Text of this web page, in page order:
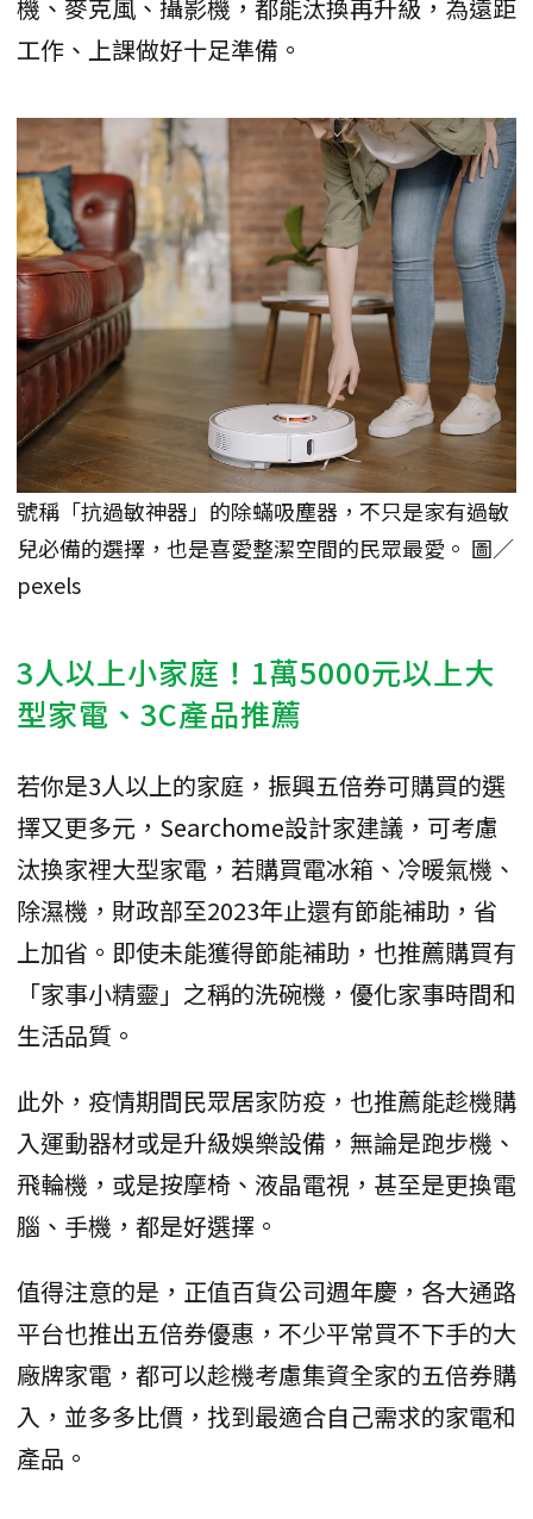
機、麥克風、攝影機，都能汰換再升級，為遠距
工作、上課做好十足準備。
號稱「抗過敏神器」的除蟎吸塵器，不只是家有過敏
兒必備的選擇，也是喜愛整潔空間的民眾最愛。 圖／
pexels
3人以上小家庭！1萬5000元以上大
型家電、3C產品推薦
若你是3人以上的家庭，振興五倍券可購買的選
擇又更多元，Searchome設計家建議，可考慮
汰換家裡大型家電，若購買電冰箱、冷暖氣機、
除濕機，財政部至2023年止還有節能補助，省
上加省。即使未能獲得節能補助，也推薦購買有
「家事小精靈」之稱的洗碗機，優化家事時間和
生活品質。
此外，疫情期間民眾居家防疫，也推薦能趁機購
入運動器材或是升級娛樂設備，無論是跑步機、
飛輪機，或是按摩椅、液晶電視，甚至是更換電
腦、手機，都是好選擇。
值得注意的是，正值百貨公司週年慶，各大通路
平台也推出五倍券優惠，不少平常買不下手的大
廠牌家電，都可以趁機考慮集資全家的五倍券購
入，並多多比價，找到最適合自己需求的家電和
產品。